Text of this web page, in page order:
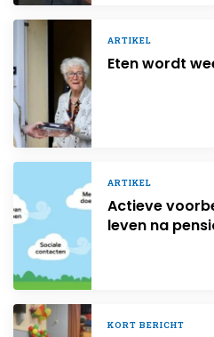
ARTIKEL
Eten wordt
ARTIKEL
Actieve
leven na
KORT BERICHT